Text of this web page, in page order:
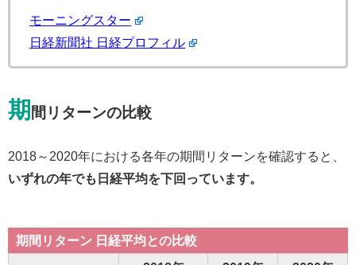
モーニングスター
日経新聞社 日経プロフィル
期 間リターンの比較
2018～2020年における各年の期間リターンを確認すると、
いずれの年でも日経平均を下回っています。
期間リターン 日経平均との比較